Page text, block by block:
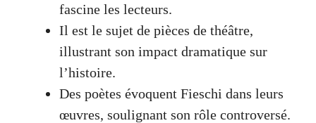
fascine les lecteurs.
Il est le sujet de pièces de théâtre,
illustrant son impact dramatique sur
l’histoire.
Des poètes évoquent Fieschi dans leurs
œuvres, soulignant son rôle controversé.